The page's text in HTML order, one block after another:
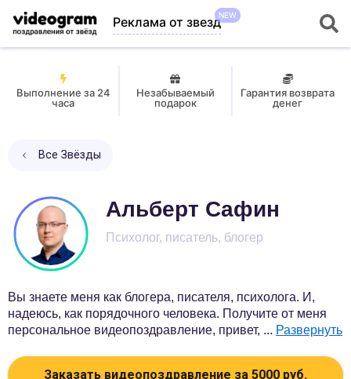
Реклама от звездNEW
Выполнение за 24
часа
Незабываемый
подарок
Гарантия возврата
денег
Все Звёзды
Альберт Сафин
Психолог, писатель, блогер
Вы знаете меня как блогера, писателя, психолога. И,
надеюсь, как порядочного человека. Получите от меня
персональное видеопоздравление, привет, ... Развернуть
Заказать видеопоздравление за 5000 руб.